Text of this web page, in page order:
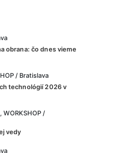
obrana: čo dnes vieme
/ Bratislava
technológií 2026 v
WORKSHOP /
vedy